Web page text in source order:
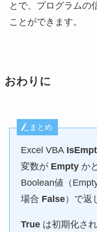
とで、プログラムの
ことができます。
おわりに
まとめ
Excel VBA
変数が Empty か
Boolean値（
場合 False）で返
True は初期化さ